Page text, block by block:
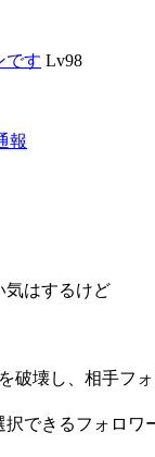
です Lv98
報
気はするけど
破壊し、相手フ
択できるフォロワ